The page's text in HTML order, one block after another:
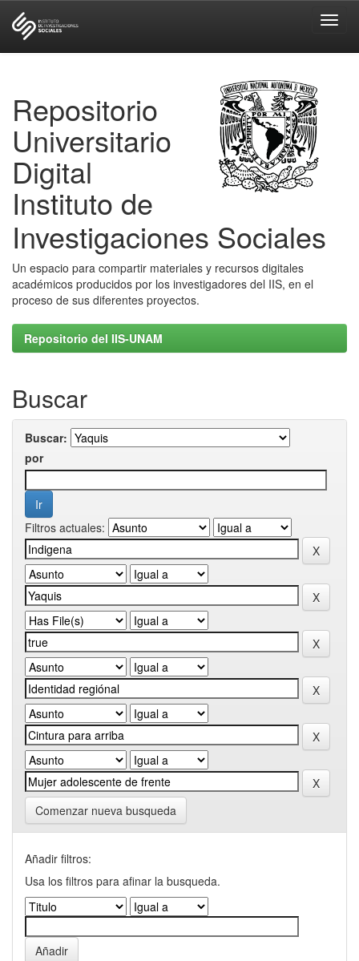
Repositorio
Universitario
Digital
Instituto de
Investigaciones Sociales
Un espacio para compartir materiales y recursos digitales
académicos producidos por los investigadores del IIS, en el
proceso de sus diferentes proyectos.
Repositorio del IIS-UNAM
Buscar
Buscar:
por
Filtros actuales:
Comenzar nueva busqueda
Añadir filtros:
Usa los filtros para afinar la busqueda.